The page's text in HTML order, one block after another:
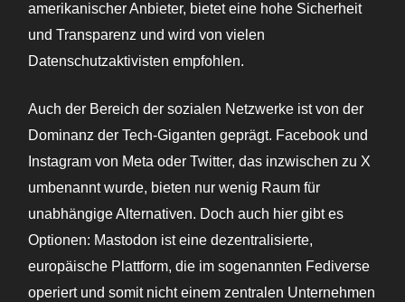
amerikanischer Anbieter, bietet eine hohe Sicherheit
und Transparenz und wird von vielen
Datenschutzaktivisten empfohlen.
Auch der Bereich der sozialen Netzwerke ist von der
Dominanz der Tech-Giganten geprägt. Facebook und
Instagram von Meta oder Twitter, das inzwischen zu X
umbenannt wurde, bieten nur wenig Raum für
unabhängige Alternativen. Doch auch hier gibt es
Optionen: Mastodon ist eine dezentralisierte,
europäische Plattform, die im sogenannten Fediverse
operiert und somit nicht einem zentralen Unternehmen